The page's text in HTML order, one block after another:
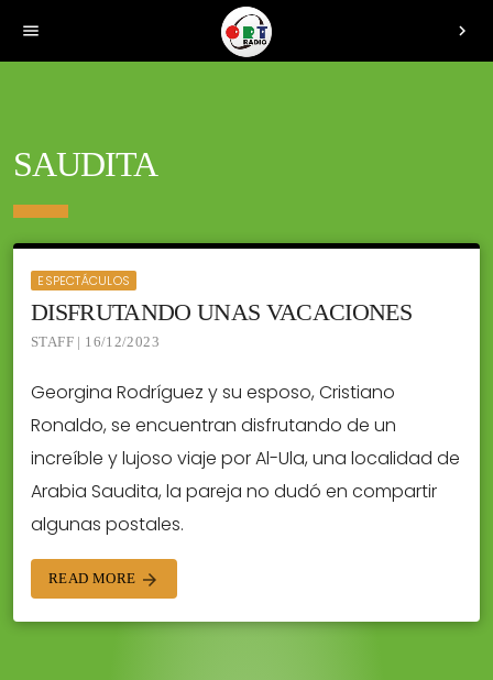
menu chevron_right
SAUDITA
ESPECTÁCULOS
DISFRUTANDO UNAS VACACIONES
STAFF | 16/12/2023
Georgina Rodríguez y su esposo, Cristiano
Ronaldo, se encuentran disfrutando de un
increíble y lujoso viaje por Al-Ula, una localidad de
Arabia Saudita, la pareja no dudó en compartir
algunas postales.
READ MORE arrow_forward